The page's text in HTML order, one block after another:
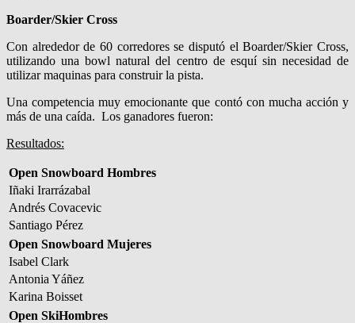
Boarder/Skier Cross
Con alrededor de 60 corredores se disputó el Boarder/Skier Cross,
utilizando una bowl natural del centro de esquí sin necesidad de
utilizar maquinas para construir la pista.
Una competencia muy emocionante que contó con mucha acción y
más de una caída. Los ganadores fueron:
Resultados:
Open Snowboard Hombres
Iñaki Irarrázabal
Andrés Covacevic
Santiago Pérez
Open Snowboard Mujeres
Isabel Clark
Antonia Yáñez
Karina Boisset
Open SkiHombres